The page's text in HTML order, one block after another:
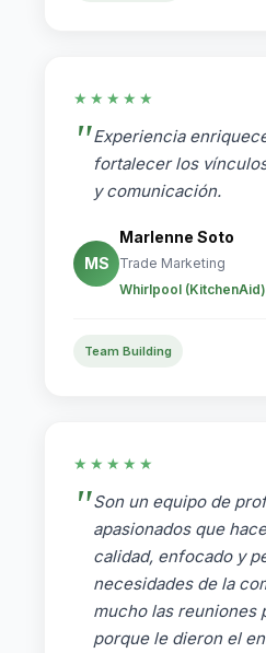
★★★★★
Experiencia
fortalecer los
y comunicación.
MS
Marlenne Soto
Trade Marketing
Whirlpool (KitchenAid)
Team Building
★★★★★
Son un equipo de
apasionados que
calidad, enfocado y
necesidades de la
mucho las reuniones
porque le dieron el